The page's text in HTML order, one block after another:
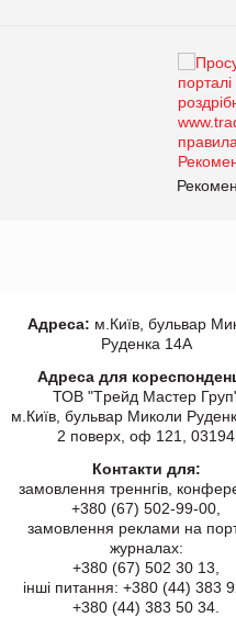
Адреса: м.Київ, бульвар
Руденка 14А
Адреса для
ТОВ "Tрейд Мастер
м.Київ, бульвар Миколи
2 поверх, оф 121, 03194
Контакти для:
замовлення треннгів,
+380 (67) 502-99-00,
замовлення реклами на
журналах:
+380 (67) 502 30 13,
інші питання: +380 (44) 383
+380 (44) 383 50 34.